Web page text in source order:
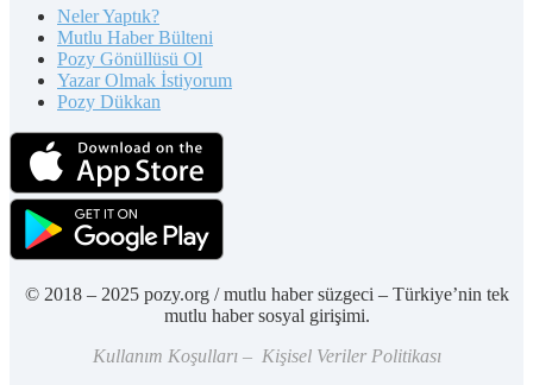
Neler Yaptık?
Mutlu Haber Bülteni
Pozy Gönüllüsü Ol
Yazar Olmak İstiyorum
Pozy Dükkan
© 2018 – 2025 pozy.org / mutlu haber süzgeci – Türkiye’nin tek
mutlu haber sosyal girişimi.
Kullanım Koşulları – Kişisel Veriler Politikası